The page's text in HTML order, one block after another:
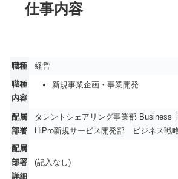
仕事内容
職種
経営
職種
内容
新規事業企画・事業開発
配属
部署
タレントシェアリング事業部
HiPro新規サービス開発部 ビジネス戦
配属
部署
詳細
(記入なし)